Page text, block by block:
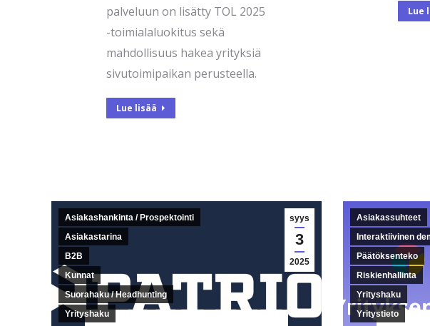
palveluun on lisätty TOL 2025
-toimialaluokitus sekä
mahdollisuus hakea yrityksiä
sivutoimipaikan perusteella.
Lue lisää
Lue
syys
3
2025
Asiakashankinta / Prospektointi
Asiakastarina
B2B
Kunnat
Suorahaku / Headhunting
Yrityshaku
Asiakassuhteet
Interaktiivinen
Päätöksenteko
Riskienhallinta
Yrityshaku
Yritystieto